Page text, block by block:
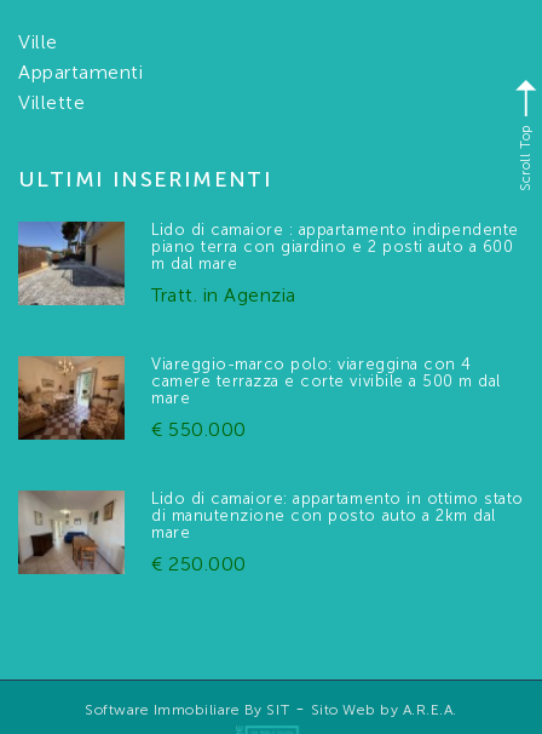
Ville
Appartamenti
Villette
ULTIMI INSERIMENTI
Lido di camaiore : appartamento indipendente
piano terra con giardino e 2 posti auto a 600
m dal mare
Tratt. in Agenzia
Viareggio-marco polo: viareggina con 4
camere terrazza e corte vivibile a 500 m dal
mare
€ 550.000
Lido di camaiore: appartamento in ottimo stato
di manutenzione con posto auto a 2km dal
mare
€ 250.000
Software Immobiliare By SIT - Sito Web by A.R.E.A.
Scroll Top